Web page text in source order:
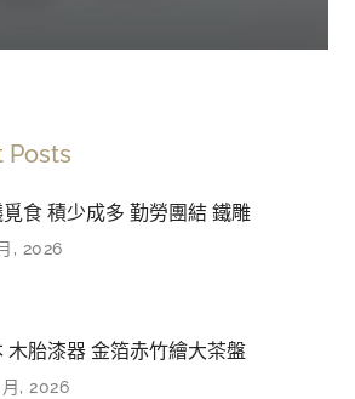
Posts
食 積少成多 勤勞團結 鐵雕
, 2026
木胎漆器 金箔赤竹繪大茶盤
月, 2026